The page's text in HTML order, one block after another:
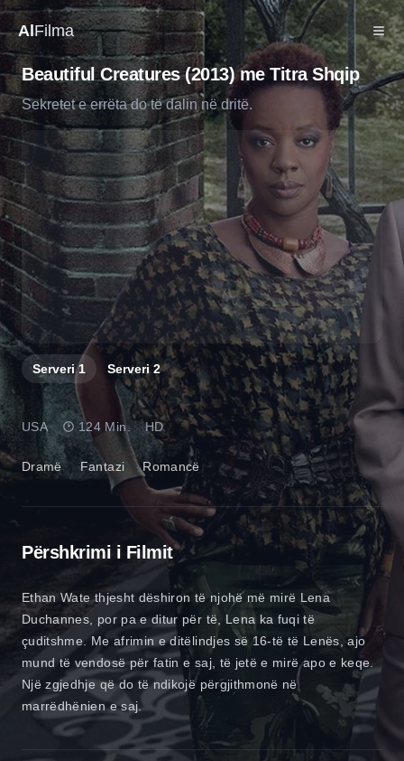
AlFilma
Beautiful Creatures (2013) me Titra Shqip
Sekretet e errëta do të dalin në dritë.
Serveri1 Serveri2
Dramë Fantazi Romancë
USA 124 Min. HD
Përshkrimi i Filmit
Ethan Wate thjesht dëshiron të njohë më mirë Lena
Duchannes, por pa e ditur për të, Lena ka fuqi të
çuditshme. Me afrimin e ditëlindjes së 16-të të Lenës, ajo
mund të vendosë për fatin e saj, të jetë e mirë apo e keqe.
Një zgjedhje që do të ndikojë përgjithmonë në
marrëdhënien e saj.